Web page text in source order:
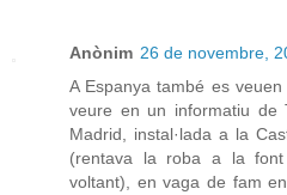
Anònim 26 de novembre,
A Espanya també es
veure en un informatiu de
Madrid, instal·lada a la
(rentava la roba a la
voltant), en vaga de fam